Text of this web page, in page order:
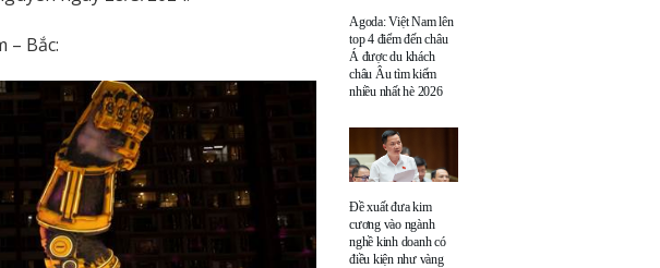
– Bắc:
Agoda: Việt Nam lên
top 4 điểm đến châu
Á được du khách
châu Âu tìm kiếm
nhiều nhất hè 2026
Đề xuất đưa kim
cương vào ngành
nghề kinh doanh có
điều kiện như vàng